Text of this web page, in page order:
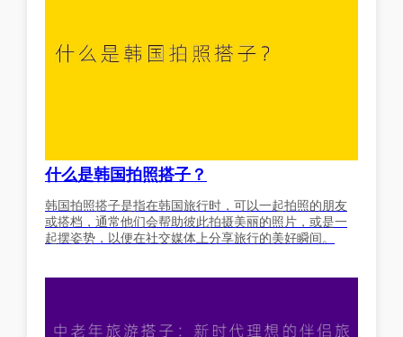
什么是韩国拍照搭子？
韩国拍照搭子是指在韩国旅行时，可以一起拍照的朋友
或搭档，通常他们会帮助彼此拍摄美丽的照片，或是一
起摆姿势，以便在社交媒体上分享旅行的美好瞬间。